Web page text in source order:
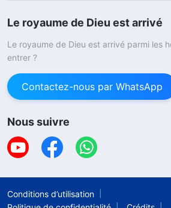
Le royaume de Dieu est arrivé
Le royaume de Dieu est arrivé parmi les
entrer ?
Contactez-nous par WhatsApp
Nous suivre
Conditions d’utilisation